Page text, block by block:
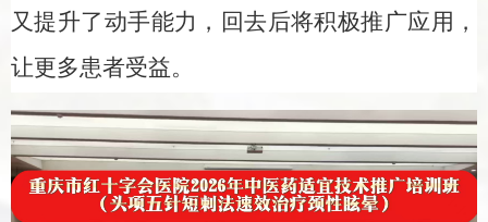
又提升了动手能力，回去后将积极推广应用，
让更多患者受益。